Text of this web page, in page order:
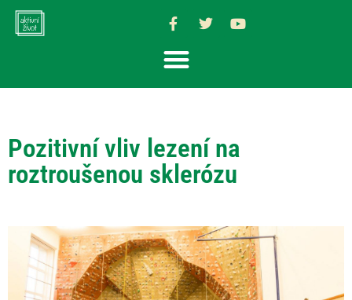
Pozitivní vliv lezení na
roztroušenou sklerózu